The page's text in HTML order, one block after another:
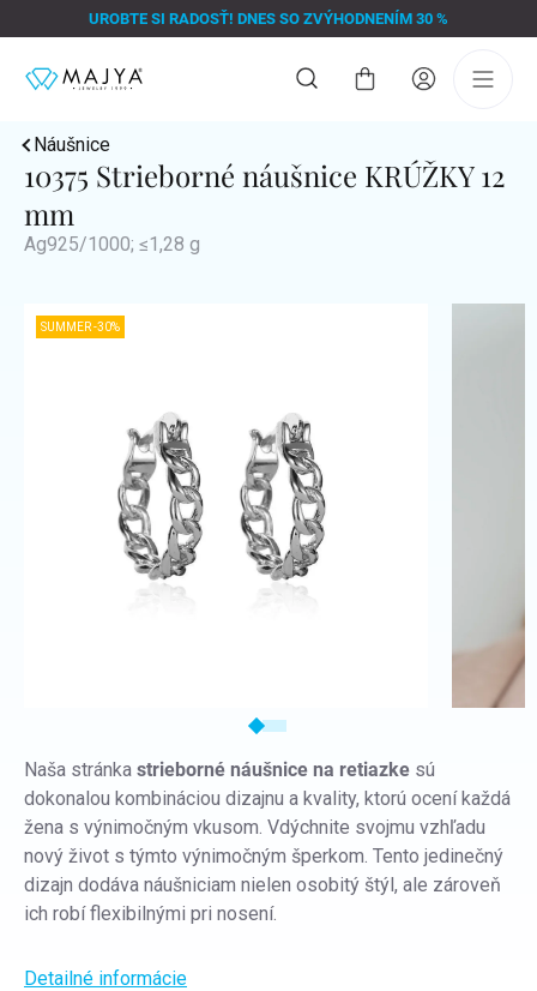
na
UROBTE SI RADOSŤ! DNES SO ZVÝHODNENÍM 30 %
Nákupný
Náušnice
10375 Strieborné náušnice KRÚŽKY 12
mm
Ag925/1000; ≤1,28 g
SUMMER -30%
Naša stránka strieborné náušnice na retiazke sú
dokonalou kombináciou dizajnu a kvality, ktorú ocení každá
žena s výnimočným vkusom. Vdýchnite svojmu vzhľadu
nový život s týmto výnimočným šperkom. Tento jedinečný
dizajn dodáva náušniciam nielen osobitý štýl, ale zároveň
ich robí flexibilnými pri nosení.
Detailné informácie